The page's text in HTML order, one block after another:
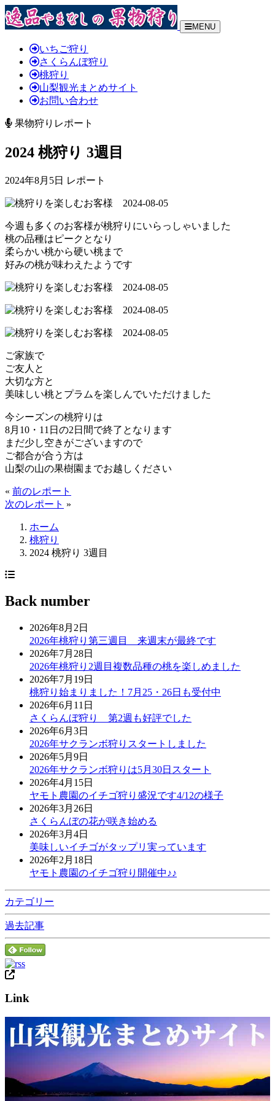
MENU
いちご狩り
さくらんぼ狩り
桃狩り
山梨観光まとめサイト
お問い合わせ
果物狩りレポート
2024 桃狩り 3週目
2024年8月5日 レポート
今週も多くのお客様が桃狩りにいらっしゃいました
桃の品種はピークとなり
柔らかい桃から硬い桃まで
好みの桃が味わえたようです
ご家族で
ご友人と
大切な方と
美味しい桃とプラムを楽しんでいただけました
今シーズンの桃狩りは
8月10・11日の2日間で終了となります
まだ少し空きがございますので
ご都合が合う方は
山梨の山の果樹園までお越しください
« 前のレポート
次のレポート »
ホーム
桃狩り
2024 桃狩り 3週目
Back number
2026年8月2日
2026年桃狩り第三週目 来週末が最終です
2026年7月28日
2026年桃狩り2週目複数品種の桃を楽しめました
2026年7月19日
桃狩り始まりました！7月25・26日も受付中
2026年6月11日
さくらんぼ狩り 第2週も好評でした
2026年6月3日
2026年サクランボ狩りスタートしました
2026年5月9日
2026年サクランボ狩りは5月30日スタート
2026年4月15日
ヤモト農園のイチゴ狩り盛況です4/12の様子
2026年3月26日
さくらんぼの花が咲き始める
2026年3月4日
美味しいイチゴがタップリ実っています
2026年2月18日
ヤモト農園のイチゴ狩り開催中♪♪
カテゴリー
過去記事
Link